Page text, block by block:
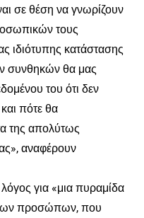
σε θέση να γνωρίζουν
τους
ιδιότυπης κατάστασης
συνθηκών θα μας
του ότι δεν
πότε θα
της απολύτως
αναφέρουν
για «μια πυραμίδα
προσώπων, που